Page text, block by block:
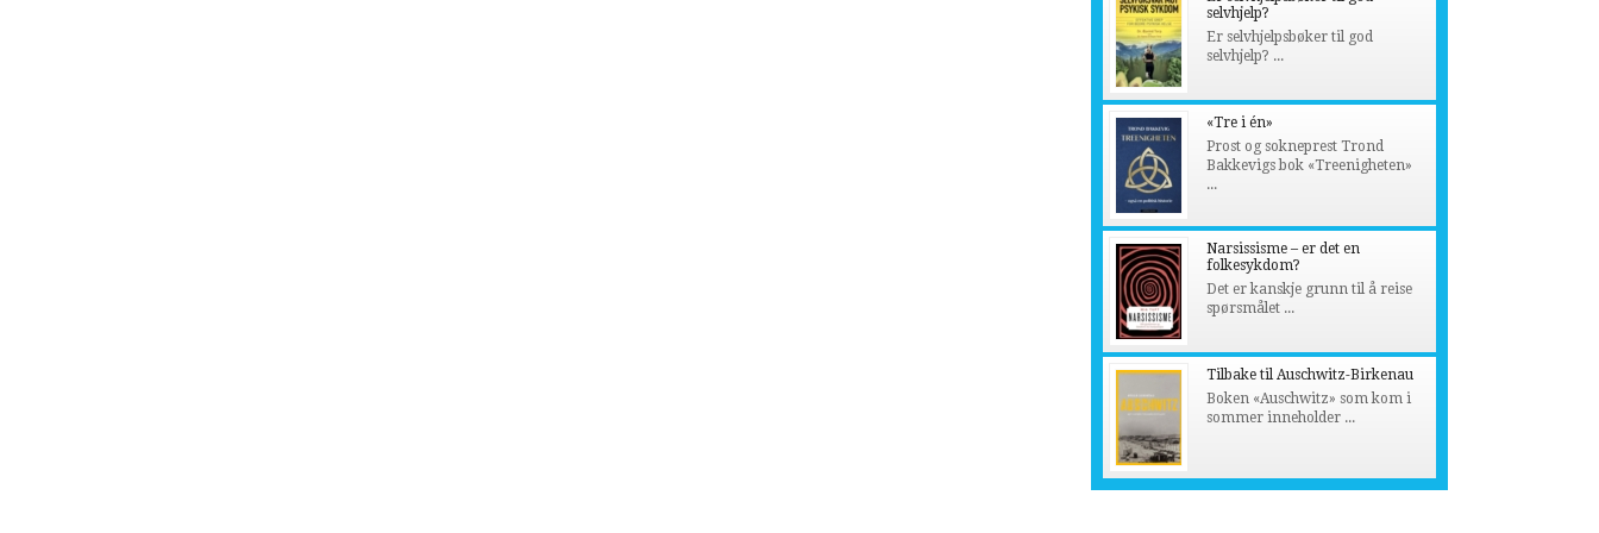
selvhjelp?
Er selvhjelpsbøker til god
selvhjelp? ...
«Tre i én»
Prost og sokneprest Trond
Bakkevigs bok «Treenigheten»
...
Narsissisme – er det en
folkesykdom?
Det er kanskje grunn til å reise
spørsmålet ...
Tilbake til Auschwitz-Birkenau
Boken «Auschwitz» som kom i
sommer inneholder ...